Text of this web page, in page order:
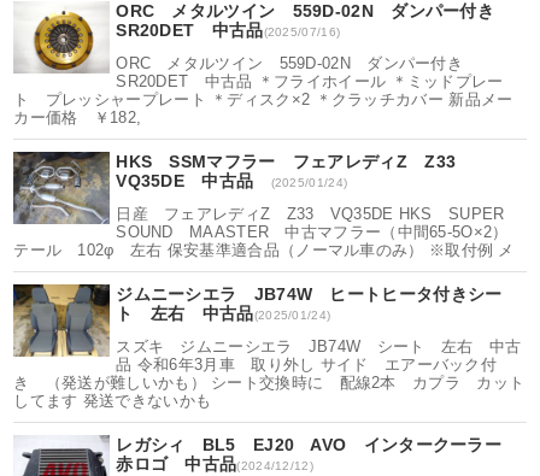
ORC メタルツイン 559D-02N ダンパー付き
SR20DET 中古品(2025/07/16)
ORC メタルツイン 559D-02N ダンパー付き
SR20DET 中古品 ＊フライホイール ＊ミッドプレー
ト プレッシャープレート ＊ディスク×2 ＊クラッチカバー 新品メー
カー価格 ￥182,
HKS SSMマフラー フェアレディZ Z33
VQ35DE 中古品
(2025/01/24)
日産 フェアレディZ Z33 VQ35DE HKS SUPER
SOUND MAASTER 中古マフラー（中間65-5O×2）
テール 102φ 左右 保安基準適合品（ノーマル車のみ） ※取付例 メ
ジムニーシエラ JB74W ヒートヒータ付きシー
ト 左右 中古品(2025/01/24)
スズキ ジムニーシエラ JB74W シート 左右 中古
品 令和6年3月車 取り外し サイド エアーバック付
き （発送が難しいかも） シート交換時に 配線2本 カプラ カット
してます 発送できないかも
レガシィ BL5 EJ20 AVO インタークーラー
赤ロゴ 中古品(2024/12/12)